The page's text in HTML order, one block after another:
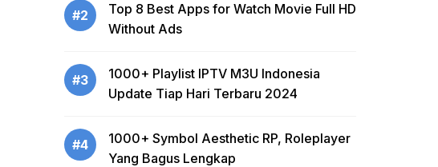
#2
Top 8 Best Apps for Watch Movie Full HD
Without Ads
#3
1000+ Playlist IPTV M3U Indonesia
Update Tiap Hari Terbaru 2024
#4
1000+ Symbol Aesthetic RP, Roleplayer
Yang Bagus Lengkap